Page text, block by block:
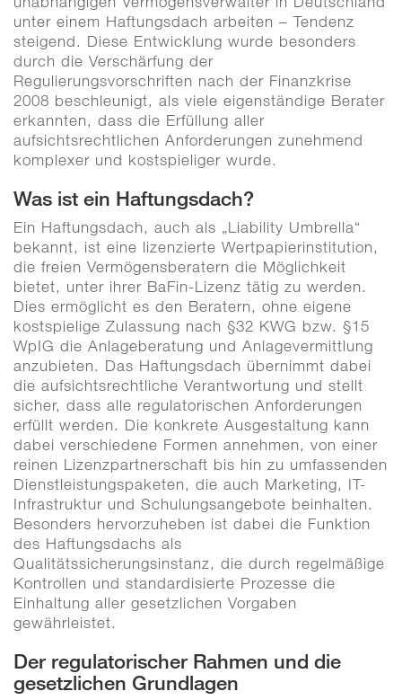
unter einem Haftungsdach arbeiten – Tendenz
steigend. Diese Entwicklung wurde besonders
durch die Verschärfung der
Regulierungsvorschriften nach der Finanzkrise
2008 beschleunigt, als viele eigenständige Berater
erkannten, dass die Erfüllung aller
aufsichtsrechtlichen Anforderungen zunehmend
komplexer und kostspieliger wurde.
Was ist ein Haftungsdach?
Ein Haftungsdach, auch als „Liability Umbrella“
bekannt, ist eine lizenzierte Wertpapierinstitution,
die freien Vermögensberatern die Möglichkeit
bietet, unter ihrer BaFin-Lizenz tätig zu werden.
Dies ermöglicht es den Beratern, ohne eigene
kostspielige Zulassung nach §32 KWG bzw. §15
WpIG die Anlageberatung und Anlagevermittlung
anzubieten. Das Haftungsdach übernimmt dabei
die aufsichtsrechtliche Verantwortung und stellt
sicher, dass alle regulatorischen Anforderungen
erfüllt werden. Die konkrete Ausgestaltung kann
dabei verschiedene Formen annehmen, von einer
reinen Lizenzpartnerschaft bis hin zu umfassenden
Dienstleistungspaketen, die auch Marketing, IT-
Infrastruktur und Schulungsangebote beinhalten.
Besonders hervorzuheben ist dabei die Funktion
des Haftungsdachs als
Qualitätssicherungsinstanz, die durch regelmäßige
Kontrollen und standardisierte Prozesse die
Einhaltung aller gesetzlichen Vorgaben
gewährleistet.
Der regulatorischer Rahmen und die
gesetzlichen Grundlagen